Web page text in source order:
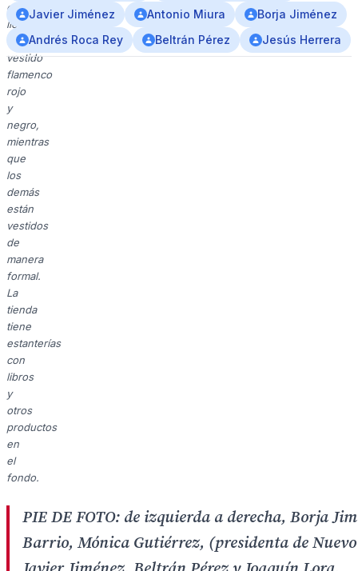
central
lleva
un
vestido
flamenco
rojo
y
negro,
mientras
que
los
demás
están
vestidos
de
manera
formal.
La
tienda
tiene
estanterías
con
libros
y
otros
productos
en
el
fondo.
PIE DE FOTO: de izquierda a derecha, Borja
Barrio, Mónica Gutiérrez, (presidenta de
Javier Jiménez
Antonio Miura
Borja Jiménez
Andrés Roca Rey
Beltrán Pérez Jesús Herrera